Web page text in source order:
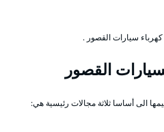
القصور
الى أساسا ثلاثة مجالات رئيسية هي: